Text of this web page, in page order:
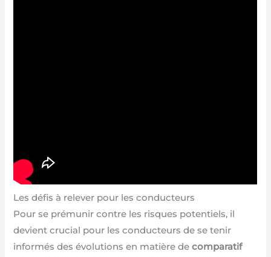
Les défis à relever pour les conducteurs
Pour se prémunir contre les risques potentiels, il
devient crucial pour les conducteurs de se tenir
informés des évolutions en matière decomparatif